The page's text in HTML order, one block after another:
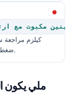
كيلزم
ضغط الدم المقاوم أو نتائج تصوير الغدة الكظرية.
ملي يكون